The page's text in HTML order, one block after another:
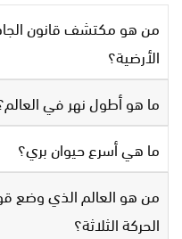
من هو مكتشف قانون
الأرضية؟
ما هو أطول نهر في
ما هي أسرع حيوان بري؟
من هو العالم الذي وضع
الحركة الثلاثة؟